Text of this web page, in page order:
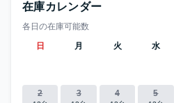
在庫カレンダー
各日の在庫可能数
日
月 火 水
2 3 4 5